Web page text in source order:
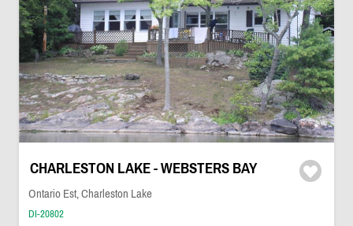
CHARLESTON LAKE - WEBSTERS BAY
Ontario Est, Charleston Lake
DI-20802